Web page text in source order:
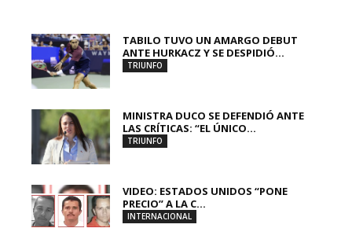
TABILO TUVO UN AMARGO DEBUT
ANTE HURKACZ Y SE DESPIDIÓ...
TRIUNFO
MINISTRA DUCO SE DEFENDIÓ ANTE
LAS CRÍTICAS: “EL ÚNICO...
TRIUNFO
VIDEO: ESTADOS UNIDOS “PONE
PRECIO” A LA C...
INTERNACIONAL